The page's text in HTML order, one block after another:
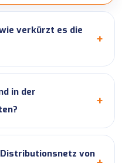
verkürzt es die
in der
von